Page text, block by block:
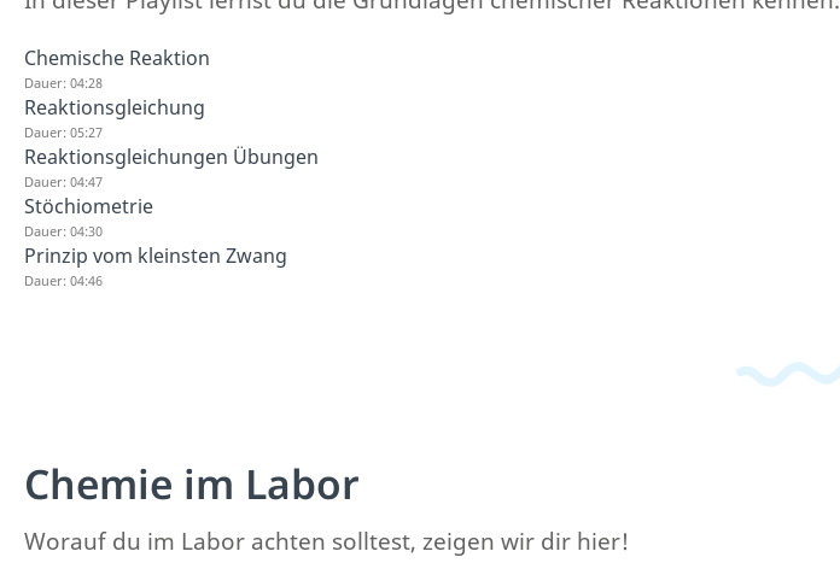
Chemische Reaktion
Dauer: 04:28
Reaktionsgleichung
Dauer: 05:27
Reaktionsgleichungen Übungen
Dauer: 04:47
Stöchiometrie
Dauer: 04:30
Prinzip vom kleinsten Zwang
Dauer: 04:46
Chemie im Labor
Worauf du im Labor achten solltest, zeigen wir dir hier!